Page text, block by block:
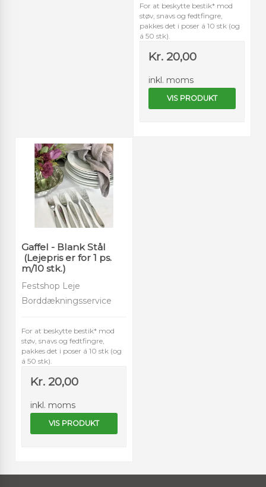
For at beskytte bestik* mod
støv, snavs og fedtfingre,
pakkes det i poser á 10 stk (og
á 50 stk).
Kr. 20,00
inkl. moms
VIS PRODUKT
Gaffel - Blank Stål
(Lejepris er for 1 ps.
m/10 stk.)
Festshop Leje
Borddækningsservice
For at beskytte bestik* mod
støv, snavs og fedtfingre,
pakkes det i poser á 10 stk (og
á 50 stk).
Kr. 20,00
inkl. moms
VIS PRODUKT